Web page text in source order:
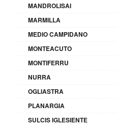
MANDROLISAI
MARMILLA
MEDIO CAMPIDANO
MONTEACUTO
MONTIFERRU
NURRA
OGLIASTRA
PLANARGIA
SULCIS IGLESIENTE